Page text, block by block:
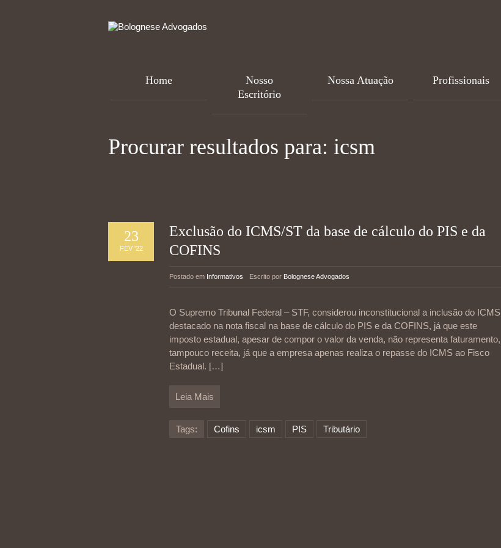
Home
Nosso
Escritório
Nossa Atuação Profissionais
Procurar resultados para: icsm
23
FEV '22
Exclusão do ICMS/ST da base de cálculo do PIS e da
COFINS
Postado em Informativos Escrito por Bolognese Advogados
O Supremo Tribunal Federal – STF, considerou inconstitucional a inclusão do ICMS
destacado na nota fiscal na base de cálculo do PIS e da COFINS, já que este
imposto estadual, apesar de compor o valor da venda, não representa faturamento,
tampouco receita, já que a empresa apenas realiza o repasse do ICMS ao Fisco
Estadual. […]
Leia Mais
Tags: Cofins icsm PIS Tributário